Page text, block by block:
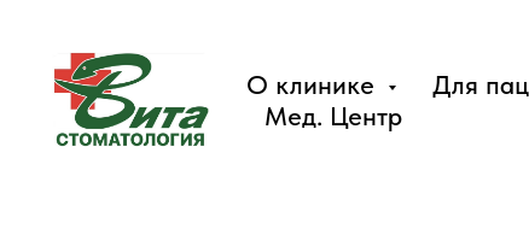
О клинике Для
Мед. Центр